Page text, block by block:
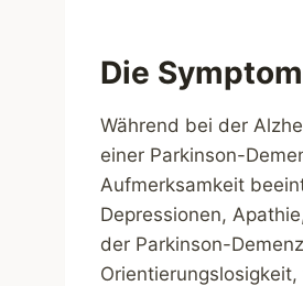
Die
Während bei der
einer Parkinson-
Aufmerksamkeit
Depressionen,
der Parkinson-